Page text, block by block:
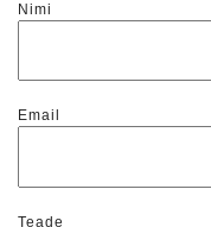
Nimi
Email
Teade